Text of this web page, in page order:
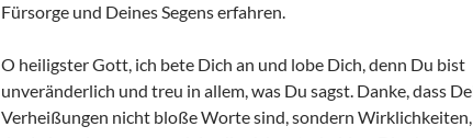
Fürsorge und Deines Segens erfahren.
O heiligster Gott, ich bete Dich an und lobe Dich, denn Du bist
unveränderlich und treu in allem, was Du sagst. Danke, dass
Verheißungen nicht bloße Worte sind, sondern